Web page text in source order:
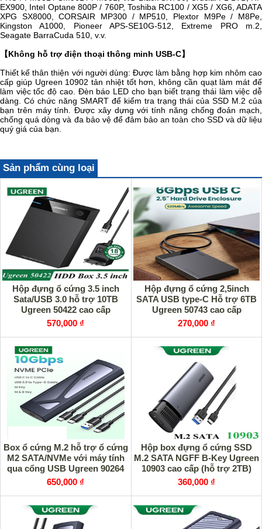
EX900, Intel Optane 800P / 760P, Toshiba RC100 / XG5 / XG6, ADATA
XPG SX8000, CORSAIR MP300 / MP510, Plextor M9Pe / M8Pe,
Kingston A1000, Pioneer APS-SE10G-512, Extreme PRO m.2,
Seagate BarraCuda 510, v.v.
【Không hỗ trợ điện thoại thông minh USB-C】
Thiết kế thân thiện với người dùng: Được làm bằng hợp kim nhôm cao
cấp giúp Ugreen 10902 tản nhiệt tốt hơn, không cần quạt làm mát để
làm việc tốc độ cao. Đèn báo LED cho bạn biết trạng thái làm việc dễ
dàng. Có chức năng SMART để kiểm tra trạng thái của SSD M.2 của
bạn trên máy tính. Được xây dựng với tính năng chống đoản mạch,
chống quá dòng và đa bảo vệ để đảm bảo an toàn cho SSD và dữ liệu
quý giá của bạn.
Sản phẩm cùng loại
Hộp đựng ổ cứng 3.5 inch
Sata/USB 3.0 hỗ trợ 10TB
Ugreen 50422 cao cấp
570,000 ₫
Hộp đựng ổ cứng 2,5inch
SATA USB type-C Hỗ trợ 6TB
Ugreen 50743 cao cấp
270,000 ₫
Box ổ cứng M.2 hỗ trợ ổ cứng
M2 SATA/NVMe với máy tính
qua cổng USB Ugreen 90264
cao cấp
650,000 ₫
Hộp box đựng ổ cứng SSD
M.2 SATA NGFF B-Key Ugreen
10903 cao cấp (hỗ trợ 2TB)
360,000 ₫